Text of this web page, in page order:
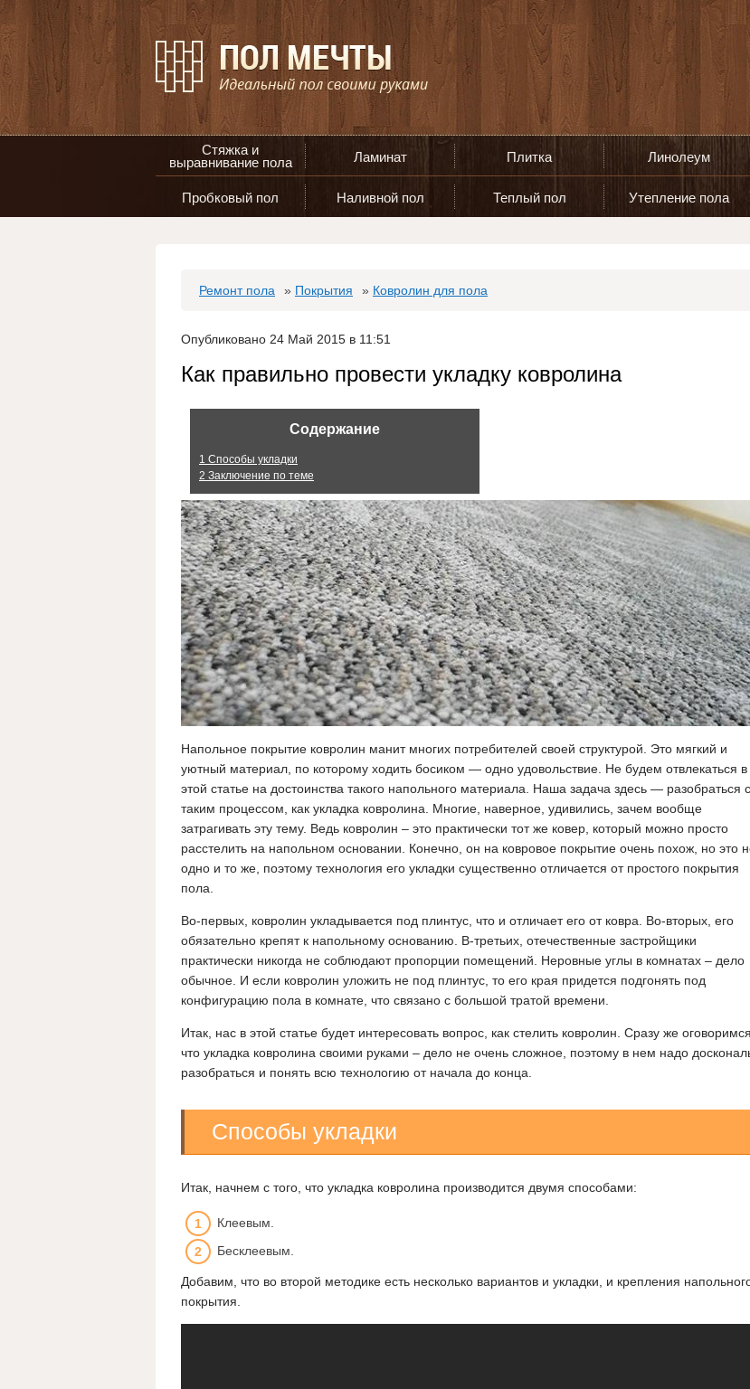
Стяжка и
выравнивание пола
Ламинат Плитка Линолеум
Пробковый пол Наливной пол Теплый пол Утепление пола
Ремонт пола » Покрытия » Ковролин для пола
Опубликовано 24 Май 2015 в 11:51
Как правильно провести укладку ковролина
Содержание
1 Способы укладки
2 Заключение по теме
Напольное покрытие ковролин манит многих потребителей своей структурой. Это мягкий и
уютный материал, по которому ходить босиком — одно удовольствие. Не будем отвлекаться в
этой статье на достоинства такого напольного материала. Наша задача здесь — разобраться с
таким процессом, как укладка ковролина. Многие, наверное, удивились, зачем вообще
затрагивать эту тему. Ведь ковролин – это практически тот же ковер, который можно просто
расстелить на напольном основании. Конечно, он на ковровое покрытие очень похож, но это
одно и то же, поэтому технология его укладки существенно отличается от простого покрытия
пола.
Во-первых, ковролин укладывается под плинтус, что и отличает его от ковра. Во-вторых, его
обязательно крепят к напольному основанию. В-третьих, отечественные застройщики
практически никогда не соблюдают пропорции помещений. Неровные углы в комнатах – дело
обычное. И если ковролин уложить не под плинтус, то его края придется подгонять под
конфигурацию пола в комнате, что связано с большой тратой времени.
Итак, нас в этой статье будет интересовать вопрос, как стелить ковролин. Сразу же
что укладка ковролина своими руками – дело не очень сложное, поэтому в нем надо
разобраться и понять всю технологию от начала до конца.
Способы укладки
Итак, начнем с того, что укладка ковролина производится двумя способами:
Клеевым.
Бесклеевым.
Добавим, что во второй методике есть несколько вариантов и укладки, и крепления
покрытия.